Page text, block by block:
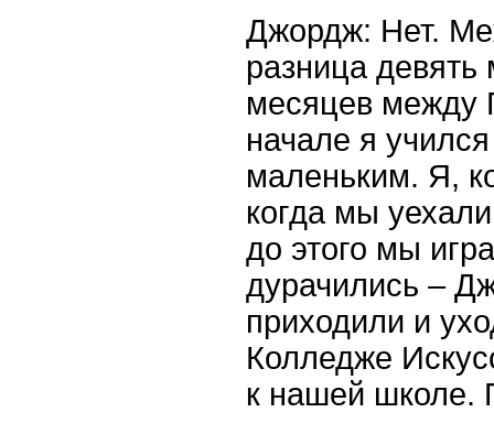
Джордж: Нет.
разница
месяцев
начале я
маленьким. Я,
когда мы
до этого мы
дурачились –
приходили и
Колледже
к нашей школе.